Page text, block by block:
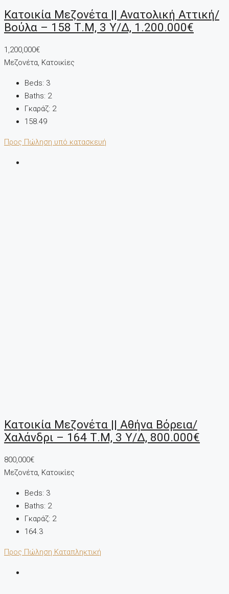
Κατοικία Μεζονέτα || Ανατολική Αττική/
Βούλα – 158 Τ.μ, 3 Υ/Δ, 1.200.000€
1,200,000€
Μεζονέτα, Κατοικίες
Beds: 3
Baths: 2
Γκαράζ: 2
158.49
Προς Πώληση υπό κατασκευή
Κατοικία Μεζονέτα || Αθήνα Βόρεια/
Χαλάνδρι – 164 Τ.μ, 3 Υ/Δ, 800.000€
800,000€
Μεζονέτα, Κατοικίες
Beds: 3
Baths: 2
Γκαράζ: 2
164.3
Προς Πώληση Καταπληκτική